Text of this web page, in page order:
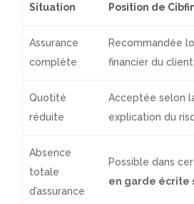
Situation Position de
Assurance
complète
Recommandée
financier du
Quotité
réduite
Acceptée selon
explication du
Absence
totale
d’assurance
Possible dans
en garde écrite